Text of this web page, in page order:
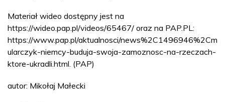
Materiał wideo dostępny jest na
https://wideo.pap.pl/videos/65467/ oraz na PAP.PL:
https://www.pap.pl/aktualnosci/news%2C1496946%2Cm
ularczyk-niemcy-buduja-swoja-zamoznosc-na-rzeczach-
ktore-ukradli.html. (PAP)
autor: Mikołaj Małecki